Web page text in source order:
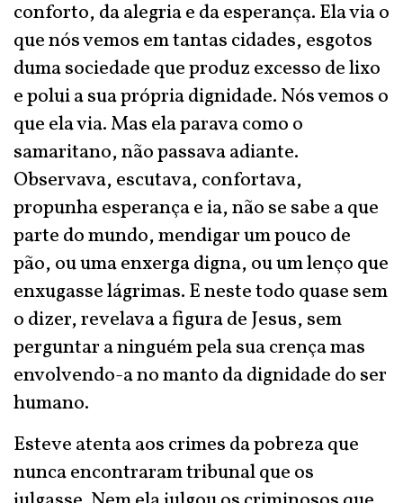
conforto, da alegria e da esperança. Ela via o
que nós vemos em tantas cidades, esgotos
duma sociedade que produz excesso de lixo
e polui a sua própria dignidade. Nós vemos o
que ela via. Mas ela parava como o
samaritano, não passava adiante.
Observava, escutava, confortava,
propunha esperança e ia, não se sabe a que
parte do mundo, mendigar um pouco de
pão, ou uma enxerga digna, ou um lenço que
enxugasse lágrimas. E neste todo quase sem
o dizer, revelava a figura de Jesus, sem
perguntar a ninguém pela sua crença mas
envolvendo-a no manto da dignidade do ser
humano.
Esteve atenta aos crimes da pobreza que
nunca encontraram tribunal que os